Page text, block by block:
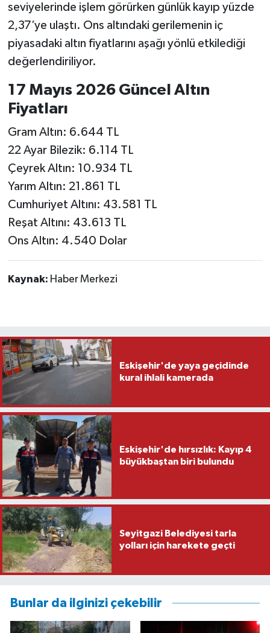
seviyelerinde işlem görürken günlük kayıp yüzde
2,37’ye ulaştı. Ons altındaki gerilemenin iç
piyasadaki altın fiyatlarını aşağı yönlü etkilediği
değerlendiriliyor.
17 Mayıs 2026 Güncel Altın
Fiyatları
Gram Altın: 6.644 TL
22 Ayar Bilezik: 6.114 TL
Çeyrek Altın: 10.934 TL
Yarım Altın: 21.861 TL
Cumhuriyet Altını: 43.581 TL
Reşat Altını: 43.613 TL
Ons Altın: 4.540 Dolar
Kaynak: Haber Merkezi
Eskişehir'de yaya geçidinde
kural ihlali kamerada
Eskişehir'de hırsızlık: Kayıp 4
büyükbaştan biri bulundu
Seyitgazi Belediyesi tarla
yolları için harekete geçti
Bunlar da ilginizi çekebilir